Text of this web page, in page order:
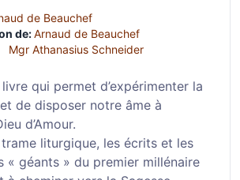
de Beauchef
de:Arnaud de Beauchef
Mgr Athanasius Schneider
qui permet d’expérimenter la
de disposer notre âme à
d’Amour.
liturgique, les écrits et les
« géants » du premier millénaire